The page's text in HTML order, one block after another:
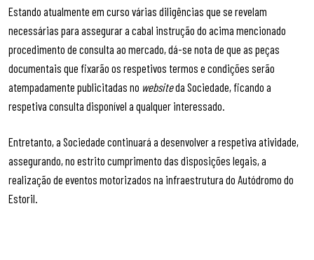
Estando atualmente em curso várias diligências que se revelam
necessárias para assegurar a cabal instrução do acima mencionado
procedimento de consulta ao mercado, dá-se nota de que as peças
documentais que fixarão os respetivos termos e condições serão
atempadamente publicitadas no websiteda Sociedade, ficando a
respetiva consulta disponível a qualquer interessado.
Entretanto, a Sociedade continuará a desenvolver a respetiva atividade,
assegurando, no estrito cumprimento das disposições legais, a
realização de eventos motorizados na infraestrutura do Autódromo do
Estoril.